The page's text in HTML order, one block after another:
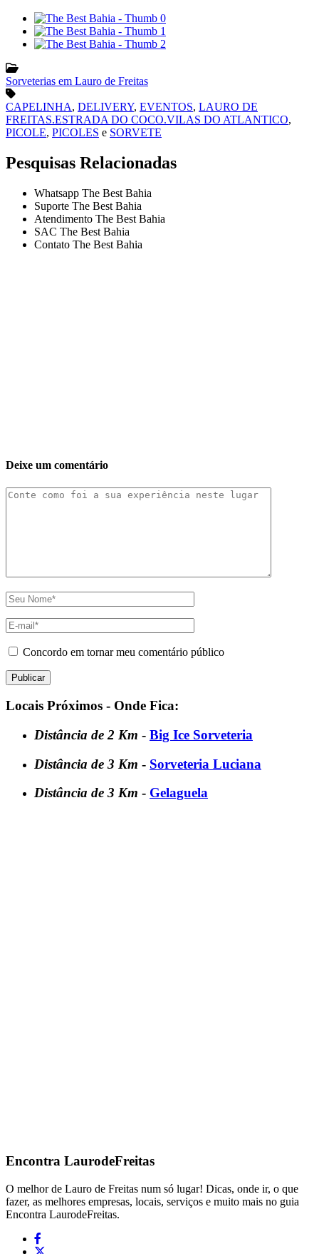
Sorveterias em Lauro de Freitas
CAPELINHA, DELIVERY, EVENTOS, LAURO DE
FREITAS.ESTRADA DO COCO.VILAS DO ATLANTICO,
PICOLE, PICOLES e SORVETE
Pesquisas Relacionadas
Whatsapp The Best Bahia
Suporte The Best Bahia
Atendimento The Best Bahia
SAC The Best Bahia
Contato The Best Bahia
Deixe um comentário
Concordo em tornar meu comentário público
Locais Próximos - Onde Fica:
Distância de 2 Km - Big Ice Sorveteria
Distância de 3 Km - Sorveteria Luciana
Distância de 3 Km - Gelaguela
Encontra LaurodeFreitas
O melhor de Lauro de Freitas num só lugar! Dicas, onde ir, o que
fazer, as melhores empresas, locais, serviços e muito mais no guia
Encontra LaurodeFreitas.